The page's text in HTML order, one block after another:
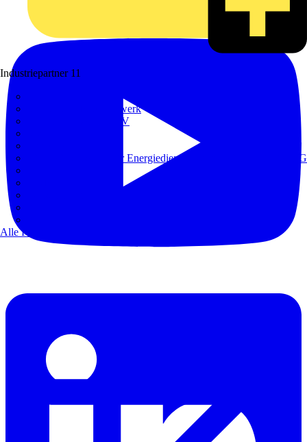
Industriepartner 11
de - das Elektrohandwerk
ETIM Deutschland eV
GED Gesellschaft für Energiedienstleistung - GmbH & Co. KG
Alle Partner